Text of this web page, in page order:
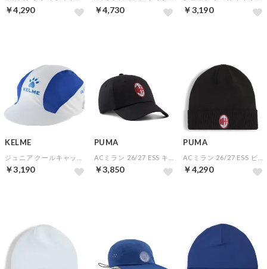
￥4,290 ￥4,730 ￥3,190
KELME
￥3,190
PUMA
￥3,850
PUMA
￥4,290